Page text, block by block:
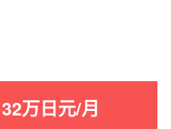
万日元/月